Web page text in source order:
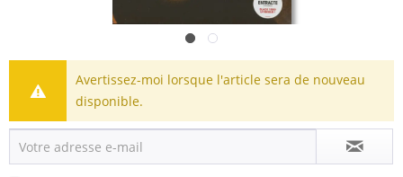
Avertissez-moi lorsque l'article sera de nouveau
disponible.